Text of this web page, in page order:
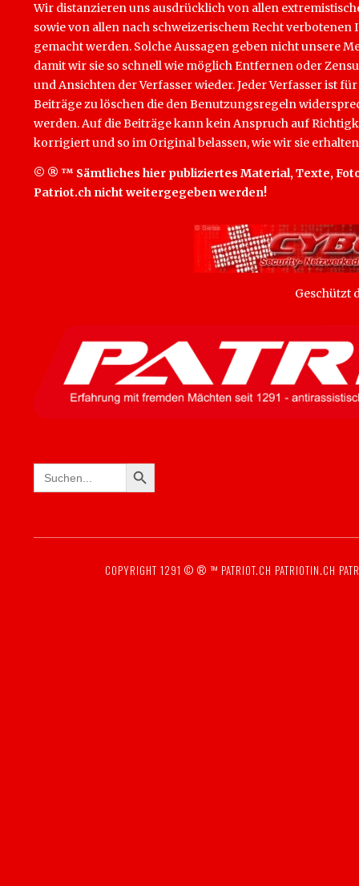
Wir distanzieren uns ausdrücklich von allen
sowie von allen nach schweizerischem Recht
gemacht werden. Solche Aussagen geben nicht unsere
damit wir sie so schnell wie möglich Entfernen oder
und Ansichten der Verfasser wieder. Jeder Verfasser ist
Beiträge zu löschen die den Benutzungsregeln
werden. Auf die Beiträge kann kein Anspruch auf
korrigiert und so im Original belassen, wie wir sie
© ® ™ Sämtliches hier publiziertes Material, Texte,
Patriot.ch nicht weitergegeben werden!
Geschützt
Search
for:
SEARCH BUTTON
COPYRIGHT 1291 © ® ™ PATRIOT.CH PATRIOTIN.CH